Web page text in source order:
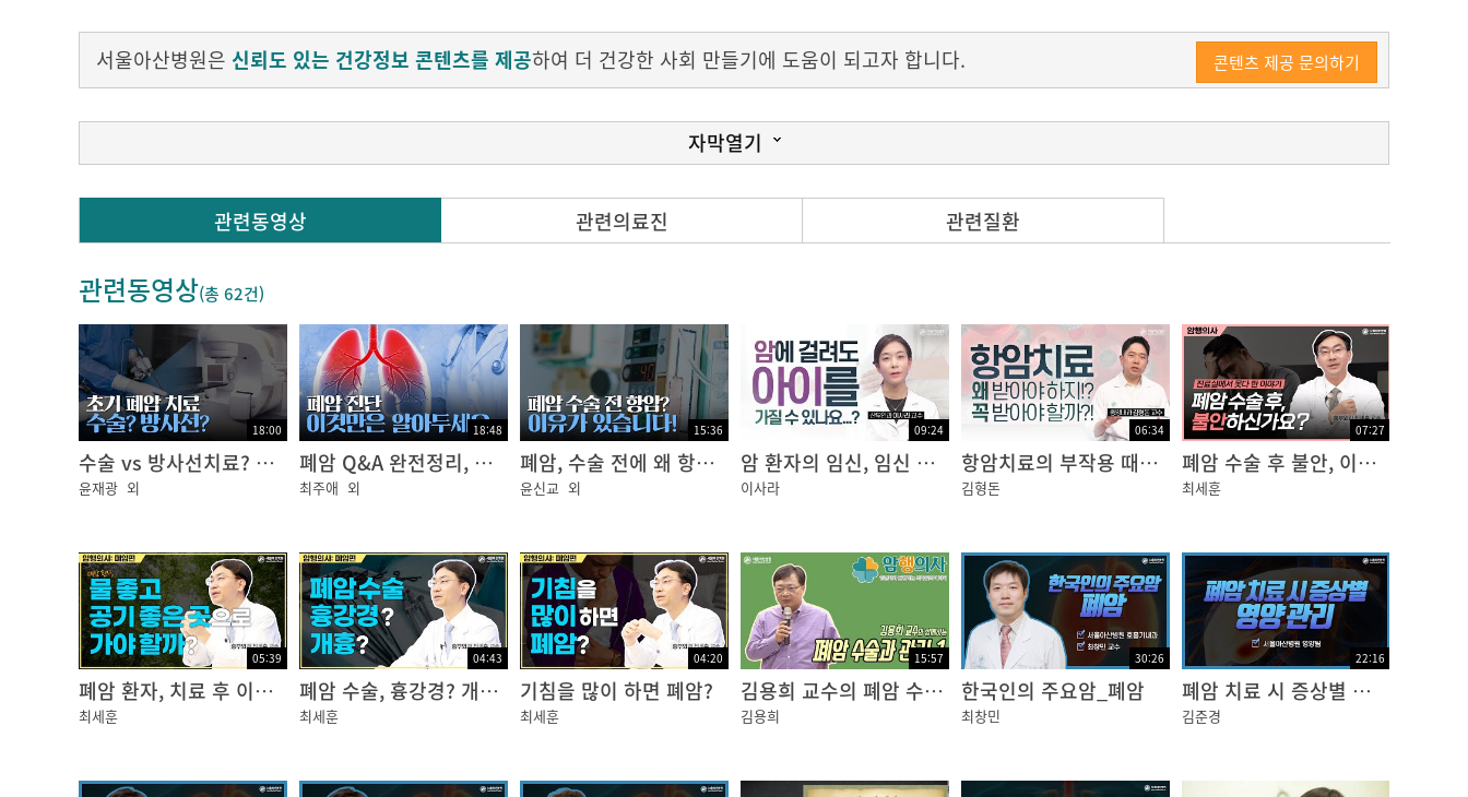
서울아산병원은 신뢰도 있는 건강정보 콘텐츠를 제공하여 더 건강한 사회 만들기에 도움이 되고자 합니다. 콘텐츠 제공 문의하기
자막열기
서울아산병원 암병원의 차이나는 건강강좌!
암과 동행하는 의사들의 이야기 『암행의사』
제6편, 흉부외과 김용희 교수의
폐암 수술과 관리 2편입니다.
#서울아산병원 #암병원 #암행의사 #흉부외과 #김용희
관련동영상 관련의료진 관련질환
관련동영상(총 62건)
18:00
수술 vs 방사선치료? 초기 폐암 환자의 상황별 치료법 정리!｜암행의사
윤재광 외
18:48
폐암 Q&A 완전정리, 진단 전 꼭 알아야 할 모든 것!｜암행의사
최주애 외
15:36
폐암, 수술 전에 왜 항암치료를 할까?｜암행의사
윤신교 외
09:24
암 환자의 임신, 임신 후에 재발된 암... 어떻게 해야할까요?
이사라
06:34
항암치료의 부작용 때문에 치료를 망설이고 계신가요?
김형돈
07:27
폐암 수술 후 불안, 이렇게 다스리자!
최세훈
05:39
폐암 환자, 치료 후 이렇게 살아가자
최세훈
04:43
폐암 수술, 흉강경? 개흉?
최세훈
04:20
기침을 많이 하면 폐암?
최세훈
15:57
김용희 교수의 폐암 수술과 관리 1편
김용희
30:26
한국인의 주요암_폐암
최창민
22:16
폐암 치료 시 증상별 영양관리
김준경